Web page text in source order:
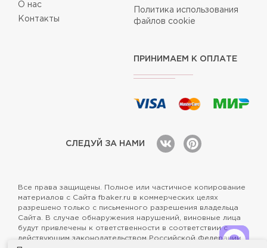
О нас
Контакты
Политика использования
файлов cookie
ПРИНИМАЕМ К ОПЛАТЕ
СЛЕДУЙ ЗА НАМИ
Все права защищены. Полное или частичное копирование
материалов с Сайта fbaker.ru в коммерческих целях
разрешено только с письменного разрешения владельца
Сайта. В случае обнаружения нарушений, виновные лица
будут привлечены к ответственности в соответствии с
действующим законодательством Российской Федерации.